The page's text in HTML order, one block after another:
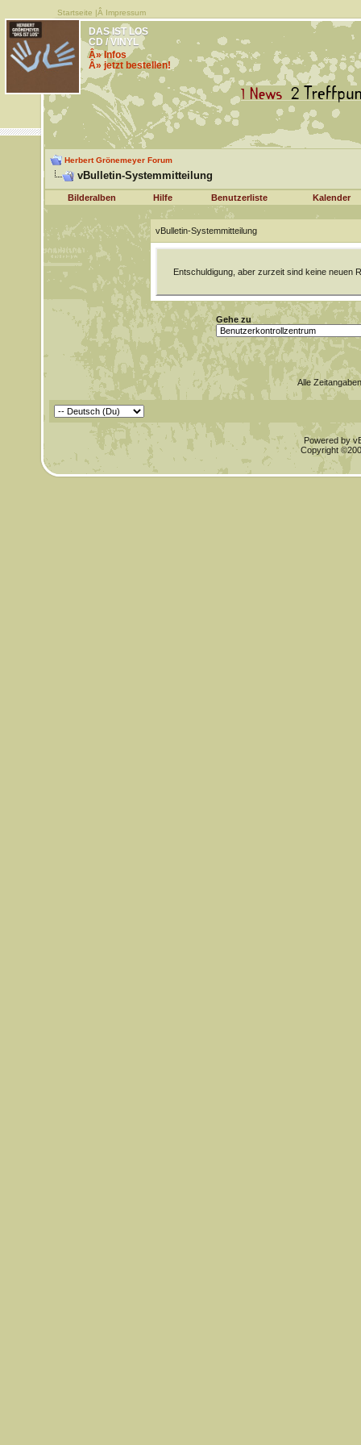
Startseite |Â Impressum
DAS IST LOS
CD / VINYL
Â» Infos
Â» jetzt bestellen!
Herbert Grönemeyer Forum
vBulletin-Systemmitteilung
Bilderalben Hilfe Benutzerliste Kalender
vBulletin-Systemmitteilung
Entschuldigung, aber zurzeit sind keine neuen
Gehe zu
Alle
Powered by
Copyright